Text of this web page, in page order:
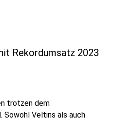
Rekordumsatz 2023
trotzen dem
Sowohl Veltins als auch